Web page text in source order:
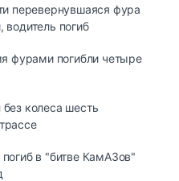
шины
и
перевернувшаяся фура
погиб
фурами погибли четыре
колеса шесть
в "битве КамАЗов"